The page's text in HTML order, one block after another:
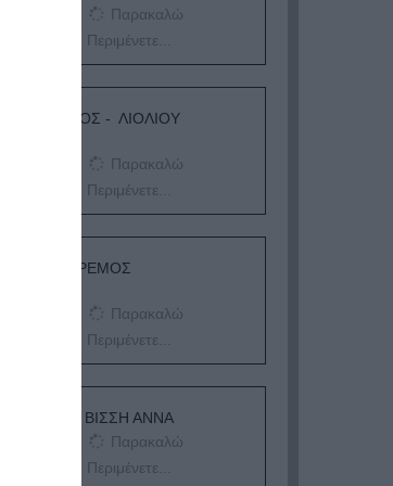
Παρακαλώ
Περιμένετε...
ΛΟΓΑΡΙΑΣΜΟΣ - ΛΙΟΛΙΟΥ
Παρακαλώ
Περιμένετε...
ΔΕΥΤΕΡΑ – ΡΕΜΟΣ
Παρακαλώ
Περιμένετε...
ΕΞΑΙΡΕΣΗ – ΒΙΣΣΗ ΑΝΝΑ
Παρακαλώ
Περιμένετε...